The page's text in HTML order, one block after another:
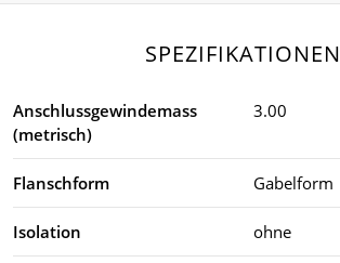
SPEZIFIKATIONEN
Anschlussgewindemass
(metrisch)
3.00
Flanschform Gabelform
Isolation ohne